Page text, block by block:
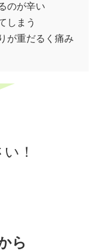
のが辛い
しまう
が重だるく痛み
！
ら